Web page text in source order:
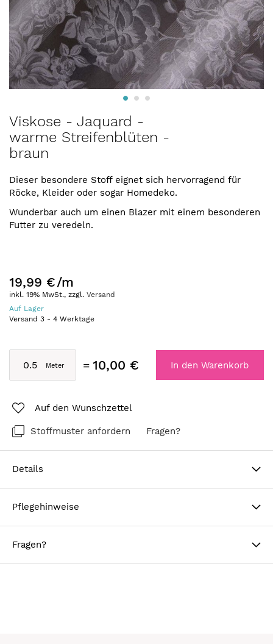
Anfang
der
Bildergalerie
Viskose - Jaquard -
warme Streifenblüten -
braun
Dieser besondere Stoff eignet sich hervorragend für
Röcke, Kleider oder sogar Homedeko.
Wunderbar auch um einen Blazer mit einem besonderen
Futter zu veredeln.
19,99 €/m
inkl. 19% MwSt., zzgl. Versand
Auf Lager
Versand 3 - 4 Werktage
10,00 € In den Warenkorb
Auf den Wunschzettel
Stoffmuster anfordern Fragen?
Details
Pflegehinweise
Fragen?